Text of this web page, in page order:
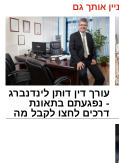
אותך גם
עורך דין דותן לינדנברג
- נפגעתם בתאונת
דרכים לחצו לקבל מה